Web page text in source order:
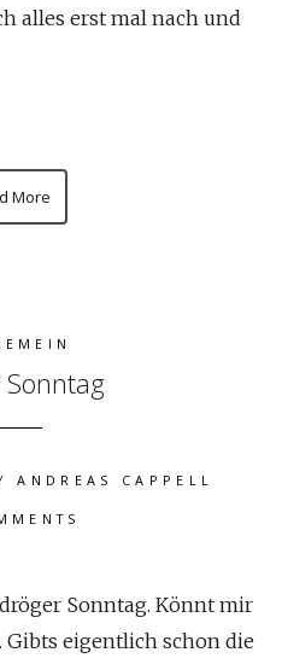
alles erst mal nach und
More
ANDREAS CAPPELL
Sonntag. Könnt mir
Gibts eigentlich schon die